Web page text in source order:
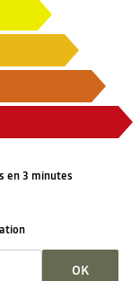
en 3 minutes
OK